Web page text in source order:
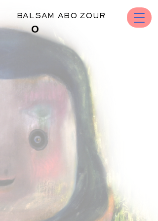
BALSAM ABO ZOUR
O